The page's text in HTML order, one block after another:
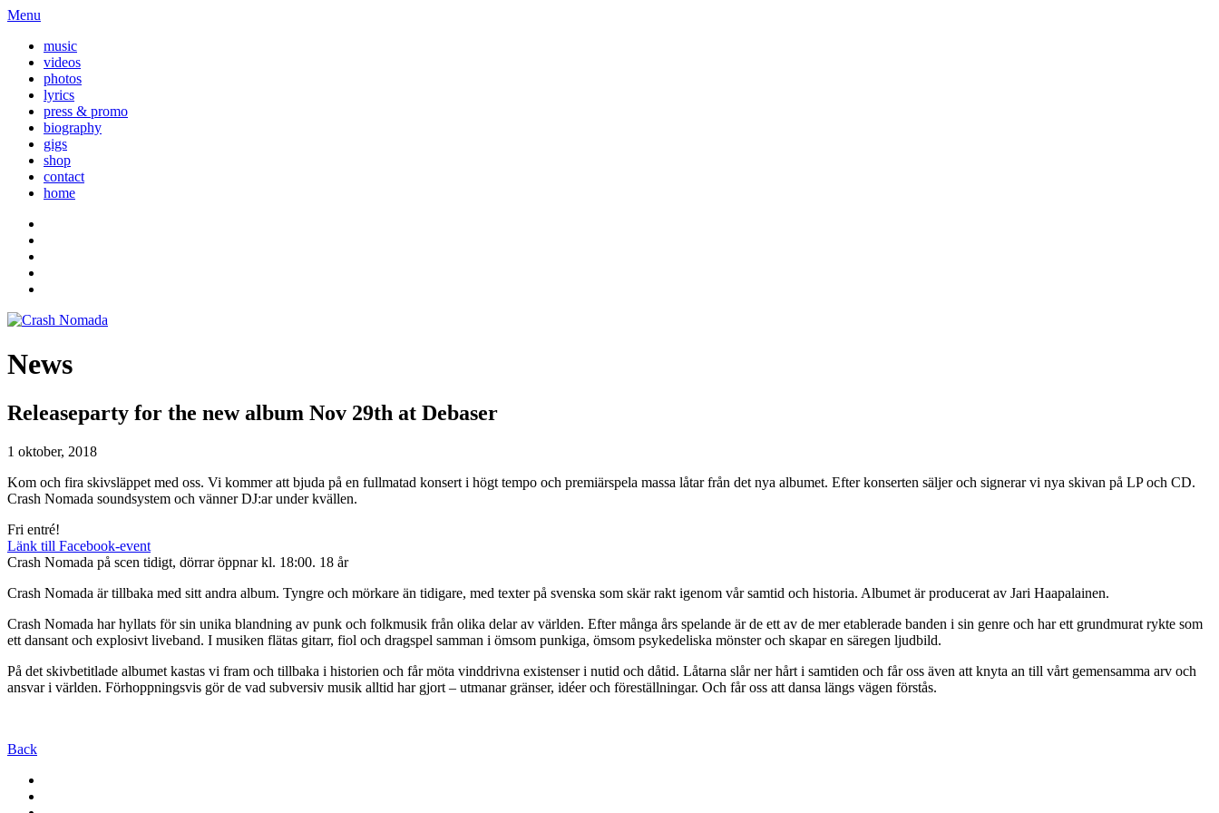
Menu
music
videos
photos
lyrics
press & promo
biography
gigs
shop
contact
home
News
Releaseparty for the new album Nov 29th at Debaser
1 oktober, 2018
Kom och fira skivsläppet med oss. Vi kommer att bjuda på en fullmatad konsert i högt tempo och premiärspela massa låtar från det nya albumet. Efter konserten säljer och signerar vi nya skivan på LP och CD.
Crash Nomada soundsystem och vänner DJ:ar under kvällen.
Fri entré!
Länk till Facebook-event
Crash Nomada på scen tidigt, dörrar öppnar kl. 18:00. 18 år
Crash Nomada är tillbaka med sitt andra album. Tyngre och mörkare än tidigare, med texter på svenska som skär rakt igenom vår samtid och historia. Albumet är producerat av Jari Haapalainen.
Crash Nomada har hyllats för sin unika blandning av punk och folkmusik från olika delar av världen. Efter många års spelande är de ett av de mer etablerade banden i sin genre och har ett grundmurat rykte som
ett dansant och explosivt liveband. I musiken flätas gitarr, fiol och dragspel samman i ömsom punkiga, ömsom psykedeliska mönster och skapar en säregen ljudbild.
På det skivbetitlade albumet kastas vi fram och tillbaka i historien och får möta vinddrivna existenser i nutid och dåtid. Låtarna slår ner hårt i samtiden och får oss även att knyta an till vårt gemensamma arv och
ansvar i världen. Förhoppningsvis gör de vad subversiv musik alltid har gjort – utmanar gränser, idéer och föreställningar. Och får oss att dansa längs vägen förstås.
Back